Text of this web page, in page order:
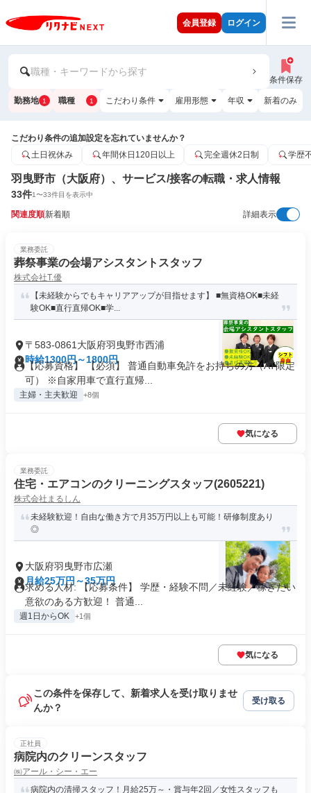
会員登録 ログイン
職種・キーワードから探す
条件保存
勤務地 1 職種 1 こだわり条件 雇用形態 年収 新着のみ
こだわり条件の追加設定を忘れていませんか？
土日祝休み
年間休日120日以上 完全週休2日制 学歴
羽曳野市（大阪府）、サービス/接客の転職・求人情報
33件1〜33件目を表示中
関連度順新着順 詳細表示
業務委託
葬祭事業の会場アシスタントスタッフ
株式会社T.優
【未経験からでもキャリアアップが目指せます】 ■無資格OK■未経
験OK■直行直帰OK■学...
〒583-0861大阪府羽曳野市西浦
時給1300円～1800円
【応募資格】 【必須】 普通自動車免許をお持ちの方（AT限定
可） ※自家用車で直行直帰...
主婦・主夫歓迎 +8個
気になる
業務委託
住宅・エアコンのクリーニングスタッフ(2605221)
株式会社まるしん
未経験歓迎！自由な働き方で月35万円以上も可能！研修制度あり
◎
大阪府羽曳野市広瀬
月給25万円～35万円
求める人材: 【応募条件】 学歴・経験不問／未経験／稼ぎたい
意欲のある方歓迎！ 普通...
週1日からOK +1個
気になる
この条件を保存して、新着求人を受け取りませ
んか？
受け取る
正社員
病院内のクリーンスタッフ
㈱アール・シー・エー
病院内の清掃スタッフ！月給25万～・賞与年2回／女性スタッフも